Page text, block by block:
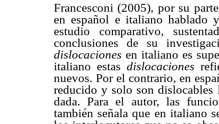
Francesconi (2005), por su
en español e italiano hablado
estudio comparativo,
conclusiones de su
dislocaciones en italiano es
italiano estas dislocaciones
nuevos. Por el contrario, en
reducido y solo son dislocables
dada. Para el autor, las
también señala que en italiano